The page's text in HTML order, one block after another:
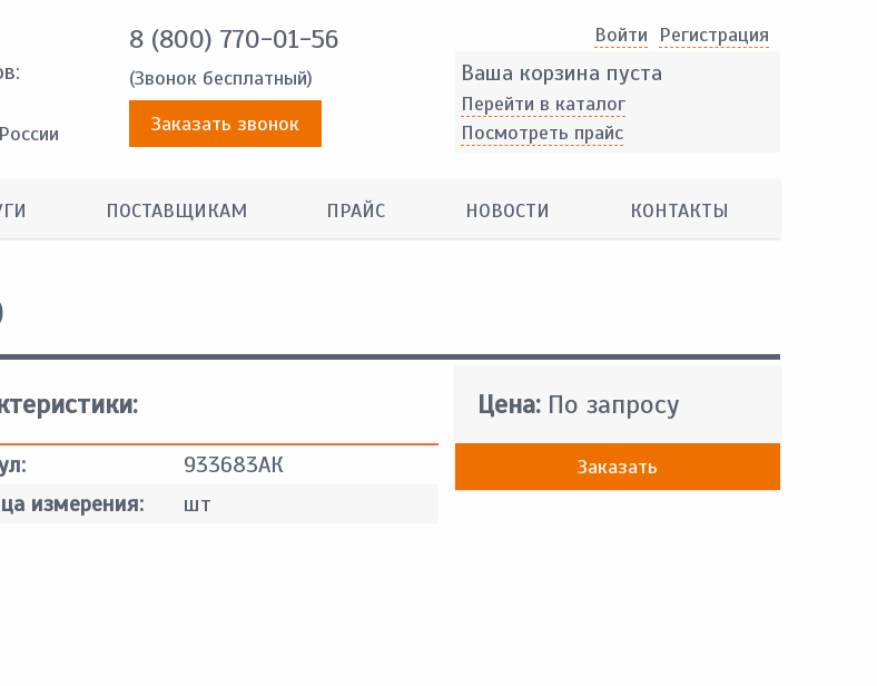
8 (800) 770-01-56
(Звонок бесплатный)
Заказать звонок
Войти Pегистрация
Ваша корзина пуста
Перейти в каталог
Посмотреть прайс
ПОСТАВЩИКАМ ПРАЙС НОВОСТИ КОНТАКТЫ
933683АК
измерения:
шт
Цена: По запросу
Заказать